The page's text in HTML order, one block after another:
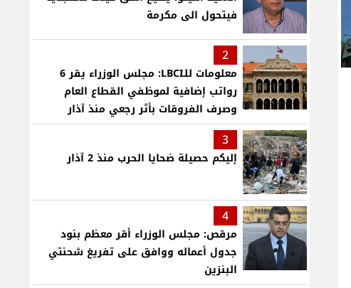
فيتحول الى مكرمة
2
معلومات للـLBCI: مجلس الوزراء يقر 6
رواتب إضافية لموظفي القطاع العام
وصرف الفروقات بأثر رجعي منذ آذار
3
إليكم حصيلة ضحايا الحرب منذ 2 آذار
4
مرقص: مجلس الوزراء أقر معظم بنود
جدول أعماله ووافق على تفريغ شحنتي
البنزين